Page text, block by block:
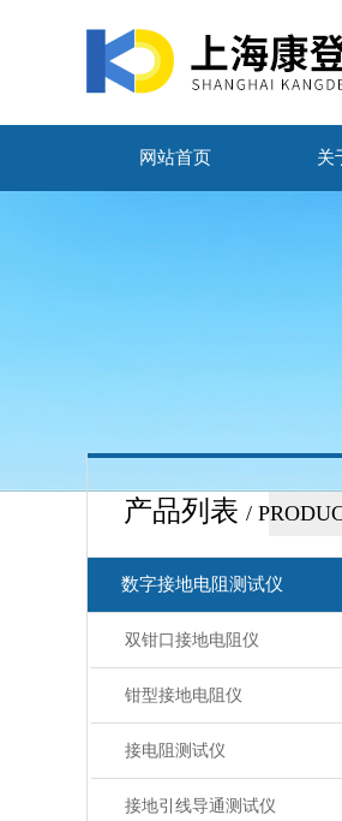
网站首页 关
产品列表 /
数字接地电阻测试仪
双钳口接地电阻仪
钳型接地电阻仪
接电阻测试仪
接地引线导通测试仪